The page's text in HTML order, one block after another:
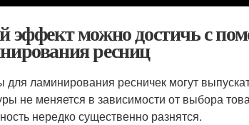
эффект можно достичь с
ресниц
для ламинирования ресничек могут
не меняется в зависимости от выбора
нередко существенно разнятся.